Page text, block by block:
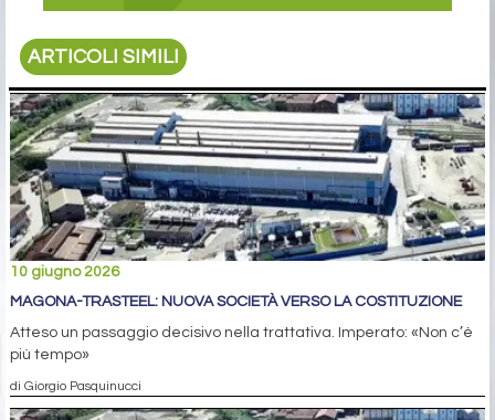
ARTICOLI SIMILI
10 giugno 2026
MAGONA-TRASTEEL: NUOVA SOCIETÀ VERSO LA COSTITUZIONE
Atteso un passaggio decisivo nella trattativa. Imperato: «Non c’è
più tempo»
di Giorgio Pasquinucci